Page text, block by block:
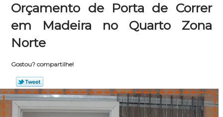
Orçamento de Porta de Correr
em Madeira no Quarto Zona
Norte
Gostou? compartilhe!